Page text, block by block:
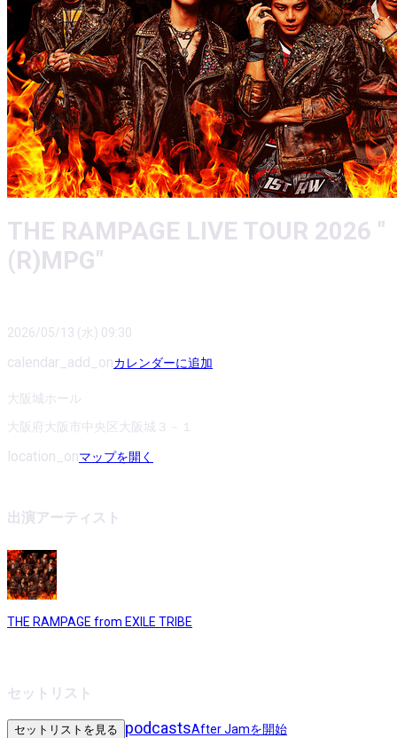
THE RAMPAGE LIVE TOUR 2026 "
(R)MPG"
2026/05/13 (水) 09:30
calendar_add_onカレンダーに追加
大阪城ホール
大阪府大阪市中央区大阪城３－１
location_onマップを開く
出演アーティスト
THE RAMPAGE from EXILE TRIBE
セットリスト
セットリストを見る podcastsAfter Jamを開始